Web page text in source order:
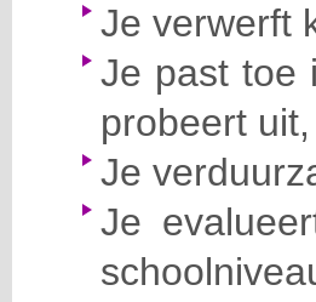
Je verwerft
Je past toe
probeert
Je
Je